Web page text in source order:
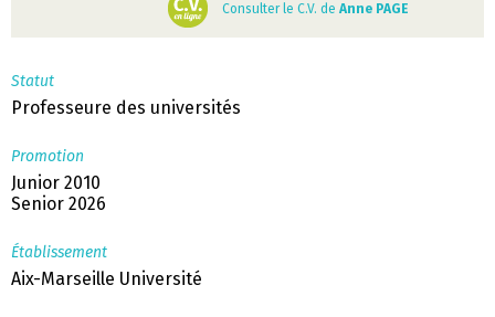
Consulter le C.V. deAnne PAGE
Statut
Professeure des universités
Promotion
Junior 2010
Senior 2026
Établissement
Aix-Marseille Université